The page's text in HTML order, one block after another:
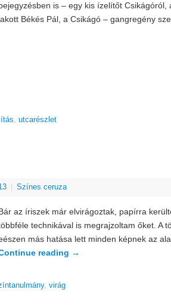
is – egy kis ízelítőt
Békés Pál, a Csikágó – gangregény
, utcarészlet
Színes ceruza
az íriszek már elvirágoztak, papírra
technikával is megrajzoltam őket. A
más hatása lett minden képnek az
reading →
, virág